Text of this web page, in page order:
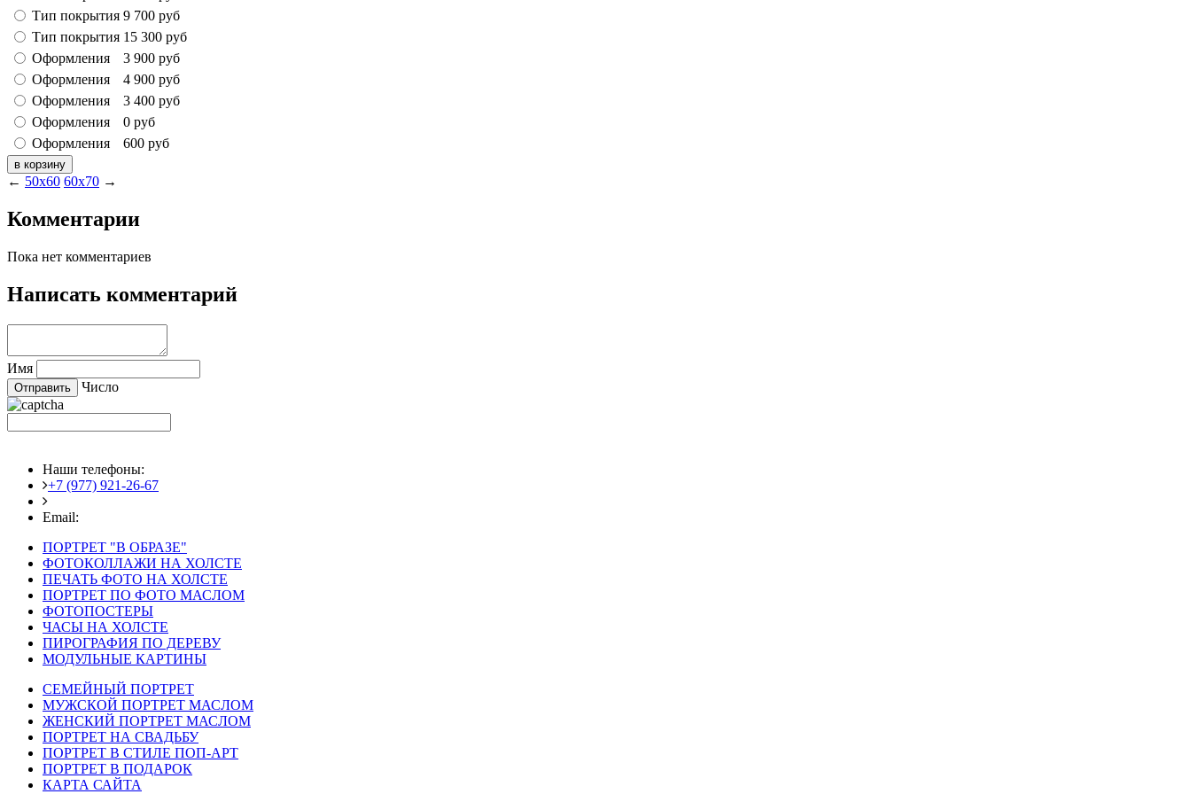
Тип покрытия 9 700 руб
Тип покрытия 15 300 руб
Оформления
3 900 руб
Оформления
4 900 руб
Оформления
3 400 руб
Оформления
0 руб
Оформления
600 руб
← 50х60 60х70 →
Комментарии
Пока нет комментариев
Написать комментарий
Имя
Число
Наши телефоны:
+7 (977) 921-26-67
Email:
ПОРТРЕТ "В ОБРАЗЕ"
ФОТОКОЛЛАЖИ НА ХОЛСТЕ
ПЕЧАТЬ ФОТО НА ХОЛСТЕ
ПОРТРЕТ ПО ФОТО МАСЛОМ
ФОТОПОСТЕРЫ
ЧАСЫ НА ХОЛСТЕ
ПИРОГРАФИЯ ПО ДЕРЕВУ
МОДУЛЬНЫЕ КАРТИНЫ
СЕМЕЙНЫЙ ПОРТРЕТ
МУЖСКОЙ ПОРТРЕТ МАСЛОМ
ЖЕНСКИЙ ПОРТРЕТ МАСЛОМ
ПОРТРЕТ НА СВАДЬБУ
ПОРТРЕТ В СТИЛЕ ПОП-АРТ
ПОРТРЕТ В ПОДАРОК
КАРТА САЙТА